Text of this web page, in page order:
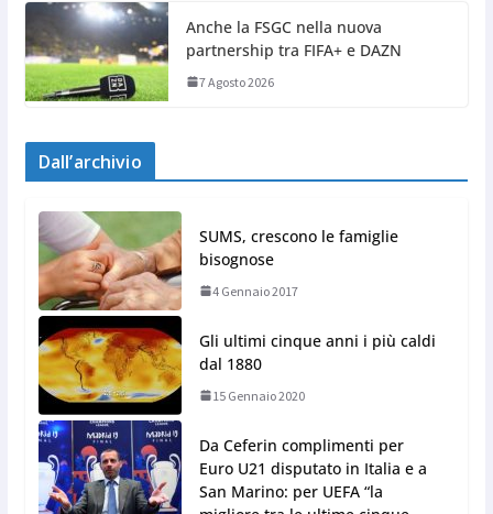
Anche la FSGC nella nuova
partnership tra FIFA+ e DAZN
7 Agosto 2026
Dall’archivio
SUMS, crescono le famiglie
bisognose
4 Gennaio 2017
Gli ultimi cinque anni i più caldi
dal 1880
15 Gennaio 2020
Da Ceferin complimenti per
Euro U21 disputato in Italia e a
San Marino: per UEFA “la